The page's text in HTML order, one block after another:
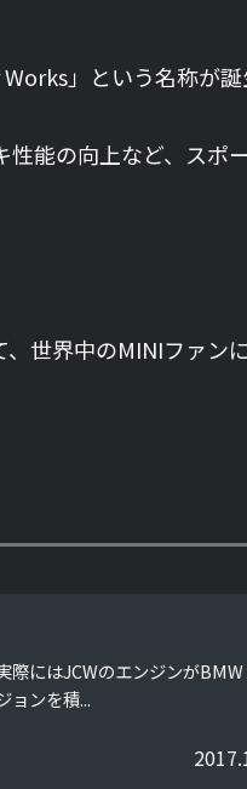
」という名称が誕
能の向上など、スポ
世界中のMINIファン
にはJCWのエンジンがBMW
ョンを積...